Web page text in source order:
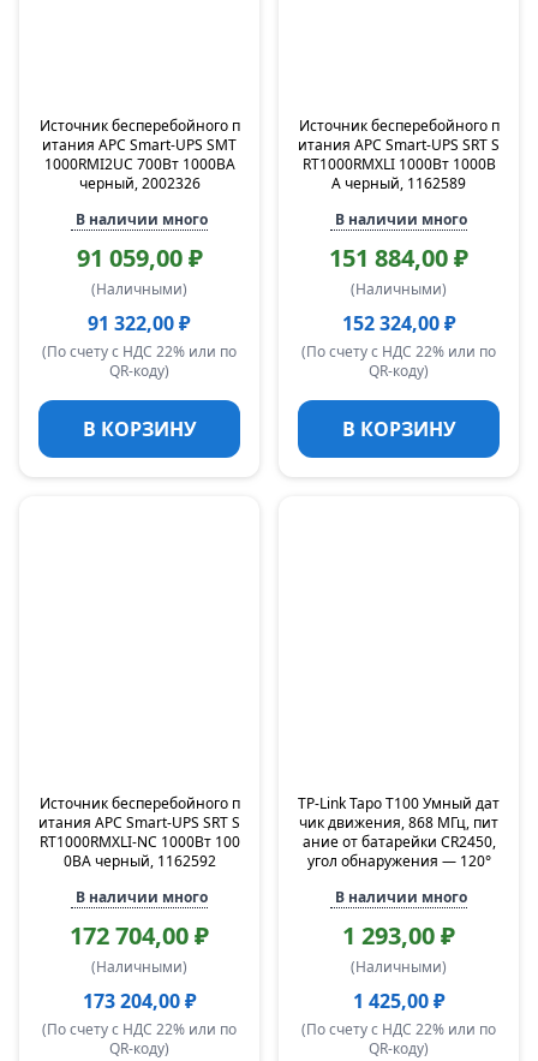
Источник бесперебойного п
итания APC Smart-UPS SMT
1000RMI2UC 700Вт 1000ВА
черный, 2002326
В наличии много
91 059,00 ₽
(Наличными)
91 322,00 ₽
(По счету с НДС 22% или по
QR-коду)
В КОРЗИНУ
Источник бесперебойного п
итания APC Smart-UPS SRT S
RT1000RMXLI 1000Вт 1000В
А черный, 1162589
В наличии много
151 884,00 ₽
(Наличными)
152 324,00 ₽
(По счету с НДС 22% или по
QR-коду)
В КОРЗИНУ
Источник бесперебойного п
итания APC Smart-UPS SRT S
RT1000RMXLI-NC 1000Вт 100
0ВА черный, 1162592
В наличии много
172 704,00 ₽
(Наличными)
173 204,00 ₽
(По счету с НДС 22% или по
QR-коду)
TP-Link Tapo T100 Умный дат
чик движения, 868 МГц, пит
ание от батарейки CR2450,
угол обнаружения — 120°
В наличии много
1 293,00 ₽
(Наличными)
1 425,00 ₽
(По счету с НДС 22% или по
QR-коду)